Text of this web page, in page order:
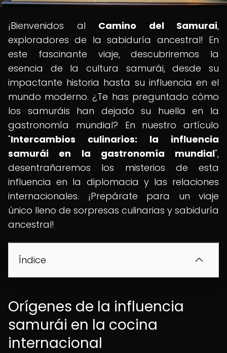
¡Bienvenidos al Camino del Samurai,
exploradores de la sabiduría ancestral! En
este fascinante viaje, descubriremos la
esencia de la cultura samurái, desde su
impactante historia hasta su influencia en el
mundo moderno. ¿Te has preguntado cómo
los samuráis han dejado su huella en la
gastronomía mundial? En nuestro artículo
"Intercambios culinarios: la influencia
samurái en la gastronomía mundial",
desentrañaremos los misterios de esta
influencia en la diplomacia y las relaciones
internacionales. ¡Prepárate para un viaje
único lleno de sorpresas culinarias y sabiduría
ancestral!
Índice
Orígenes de la influencia
samurái en la cocina
internacional